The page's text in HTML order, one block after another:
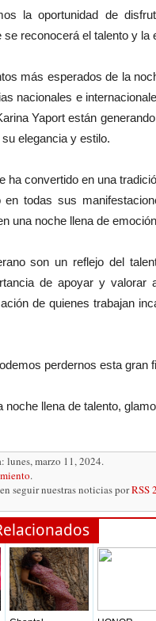
la oportunidad de
se reconocerá el talento y
más esperados de la
nacionales e
Yaport están
su elegancia y estilo.
ha convertido en una
en todas sus
una noche llena de
son un reflejo del
de apoyar y
de quienes trabajan
perdernos esta gran
noche llena de talento,
lunes, marzo 11, 2024.
.
seguir nuestras noticias porRSS